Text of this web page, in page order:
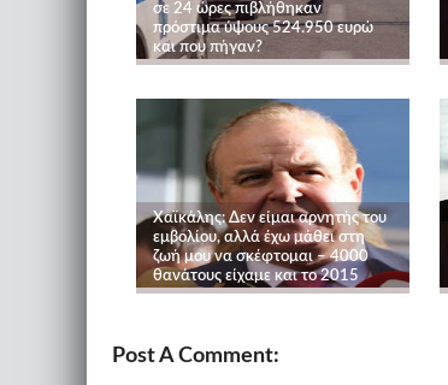
σε 24 ώρες πιβλήθηκαν
πρόστιμα ύψους 524.950 ευρώ
και που πήγαν?
Χαϊκάλης: Δεν είμαι αρνητής του
εμβολίου, αλλά έχω μάθει στη
ζωή μου να σκέφτομαι – 4000
θανάτους είχαμε και το 2015
Post A Comment: